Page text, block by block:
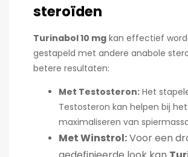
steroïden
Turinabol 10 mg kan effectief
gestapeld met andere anabole
betere resultaten:
Met Testosteron: Het
Testosteron kan helpen bij het
maximaliseren van
Met Winstrol:Voor een